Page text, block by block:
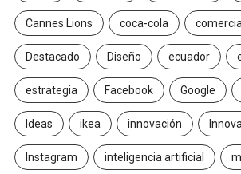
Cannes Lions coca-cola comercial
Destacado Diseño ecuador
estrategia Facebook Google
Ideas ikea innovación
Instagram inteligencia artificial